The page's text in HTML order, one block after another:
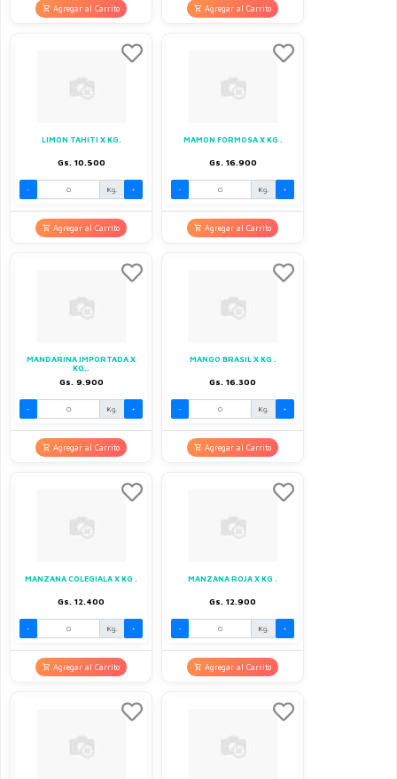
Agregar al Carrito Agregar al Carrito
LIMON TAHITI X KG.
Gs. 10.500
- Kg. +
Agregar al Carrito
MAMON FORMOSA X KG .
Gs. 16.900
- Kg. +
Agregar al Carrito
MANDARINA IMPORTADA X
KG..
Gs. 9.900
- Kg. +
Agregar al Carrito
MANGO BRASIL X KG .
Gs. 16.300
- Kg. +
Agregar al Carrito
MANZANA COLEGIALA X KG .
Gs. 12.400
- Kg. +
Agregar al Carrito
MANZANA ROJA X KG .
Gs. 12.900
- Kg. +
Agregar al Carrito